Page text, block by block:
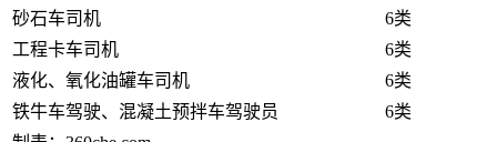
砂石车司机
6类
工程卡车司机
6类
液化、氧化油罐车司机
6类
铁牛车驾驶、混凝土预拌车驾驶员
6类